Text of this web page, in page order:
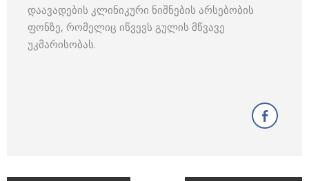
დაავადების კლინიკური ნიშნების არსებობის
ფონზე, რომელიც იწვევს გულის მწვავე
უკმარისობას.